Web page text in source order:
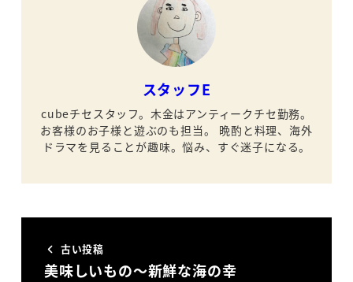
スタッフE
cubeチセスタッフ。木金はアンティークチセ勤務。
お客様のお子様と遊ぶのも担当。
晩酌と料理、海外
ドラマを見ることが趣味。悩み、すぐ迷子になる。
古い投稿
美味しいもの～新鮮な海の幸